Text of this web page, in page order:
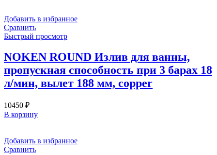
Добавить в избранное
Сравнить
Быстрый просмотр
NOKEN ROUND Излив для ванны,
пропускная способность при 3 барах 18
л/мин, вылет 188 мм, copper
10450 ₽
В корзину
Добавить в избранное
Сравнить